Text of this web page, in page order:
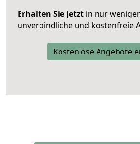
Erhalten Sie jetzt in nur
unverbindliche und kostenfreie
Kostenlose Angebote